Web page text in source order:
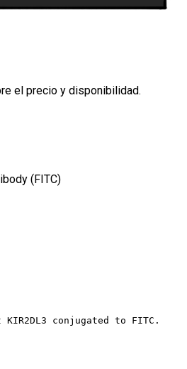
el precio y disponibilidad.
(FITC)
conjugated to FITC.